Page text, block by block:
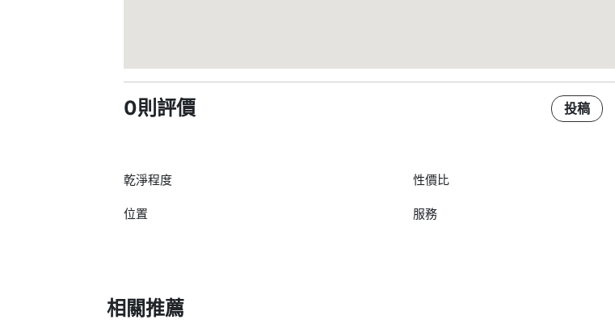
0則評價 投稿
乾淨程度
位置
性價比
服務
相關推薦